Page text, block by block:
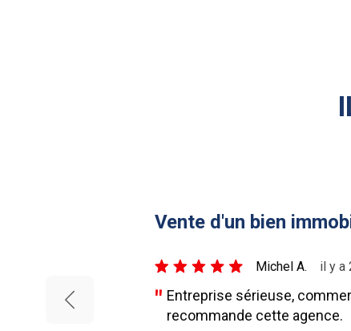
Vente d'un bien
5/5 Michel A. il y a
Entreprise sérieuse,
recommande cette agence.